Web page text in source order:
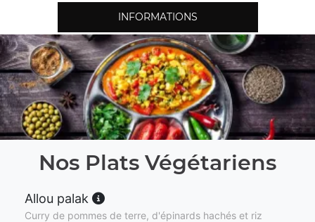
INFORMATIONS
Nos Plats Végétariens
Allou palak
Curry de pommes de terre, d'épinards hachés et riz